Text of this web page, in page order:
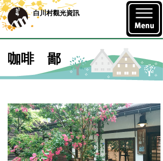
白川村觀光資訊
咖啡 鄙